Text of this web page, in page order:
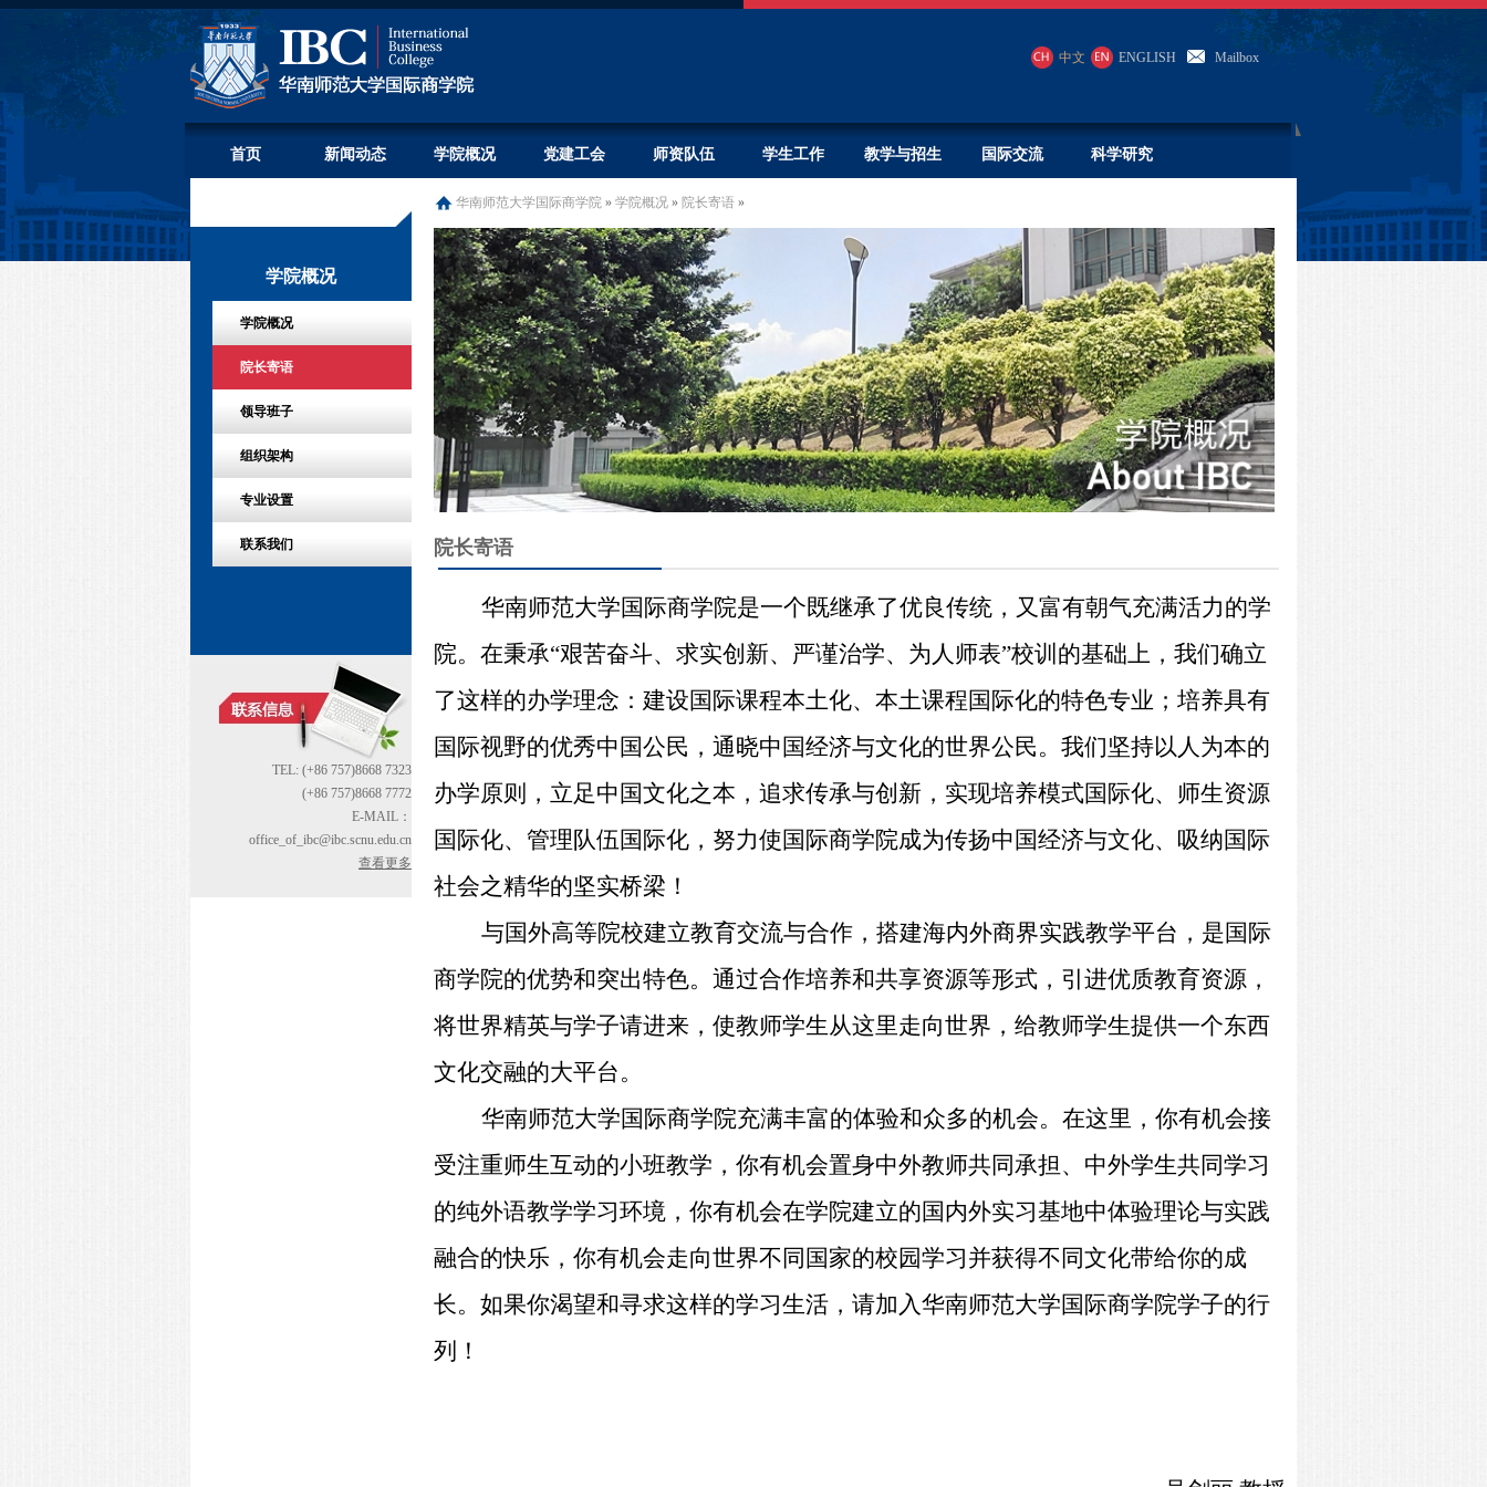
中文 ENGLISH Mailbox
首页 新闻动态 学院概况 党建工会 师资队伍 学生工作 教学与招生 国际交流 科学研究
学院概况
学院概况
院长寄语
领导班子
组织架构
专业设置
联系我们
TEL: (+86 757)8668 7323
(+86 757)8668 7772
E-MAIL：
office_of_ibc@ibc.scnu.edu.cn
查看更多
华南师范大学国际商学院 » 学院概况 » 院长寄语 »
院长寄语
华南师范大学国际商学院是一个既继承了优良传统，又富有朝气充满活力的学
院。在秉承“艰苦奋斗、求实创新、严谨治学、为人师表”校训的基础上，我们确立
了这样的办学理念：建设国际课程本土化、本土课程国际化的特色专业；培养具有
国际视野的优秀中国公民，通晓中国经济与文化的世界公民。我们坚持以人为本的
办学原则，立足中国文化之本，追求传承与创新，实现培养模式国际化、师生资源
国际化、管理队伍国际化，努力使国际商学院成为传扬中国经济与文化、吸纳国际
社会之精华的坚实桥梁！
与国外高等院校建立教育交流与合作，搭建海内外商界实践教学平台，是国际
商学院的优势和突出特色。通过合作培养和共享资源等形式，引进优质教育资源，
将世界精英与学子请进来，使教师学生从这里走向世界，给教师学生提供一个东西
文化交融的大平台。
华南师范大学国际商学院充满丰富的体验和众多的机会。在这里，你有机会接
受注重师生互动的小班教学，你有机会置身中外教师共同承担、中外学生共同学习
的纯外语教学学习环境，你有机会在学院建立的国内外实习基地中体验理论与实践
融合的快乐，你有机会走向世界不同国家的校园学习并获得不同文化带给你的成
长。如果你渴望和寻求这样的学习生活，请加入华南师范大学国际商学院学子的行
列！